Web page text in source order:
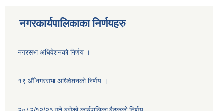
नगरकार्यपालिकाका निर्णयहरु
नगरसभा अधिवेशनको निर्णय ।
१९ औँ नगरसभा अधिवेशनको निर्णय ।